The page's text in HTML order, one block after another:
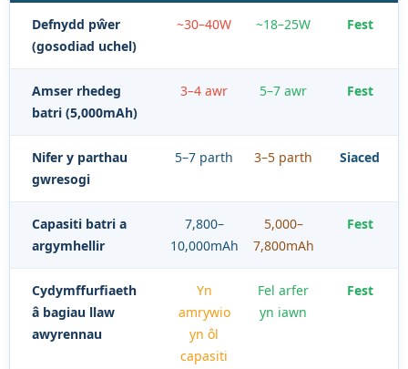
Defnydd pŵer
(gosodiad uchel)
~30–40W ~18–25W Fest
Amser rhedeg
batri (5,000mAh)
3–4 awr 5–7 awr Fest
Nifer y parthau
gwresogi
5–7 parth 3–5 parth Siaced
Capasiti batri a
argymhellir
7,800–
10,000mAh
5,000–
7,800mAh
Fest
Cydymffurfiaeth
â bagiau llaw
awyrennau
Yn
amrywio
yn ôl
capasiti
Fel arfer
yn iawn
Fest